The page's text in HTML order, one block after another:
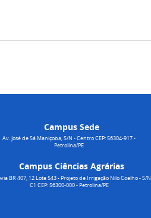
Campus Sede
Av. José de Sá Maniçoba, S/N - Centro CEP: 56304-917 -
Petrolina/PE
Campus Ciências Agrárias
BR 407, 12 Lote 543 - Projeto de Irrigação Nilo Coelho - S/N
C1 CEP: 56300-000 - Petrolina/PE